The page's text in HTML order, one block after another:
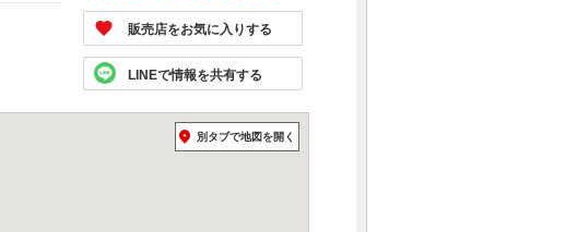
販売店をお気に入りする
LINEで情報を共有する
別タブで地図を開く